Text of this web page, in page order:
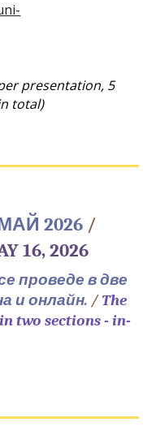
presentation, 5
total)
2026 /
16, 2026
проведе в две
и онлайн. /The
two sections - in-